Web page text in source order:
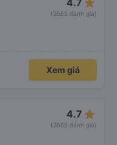
4.7
(3565 đánh giá)
Xem giá
4.7 star_rate
(3565 đánh giá)